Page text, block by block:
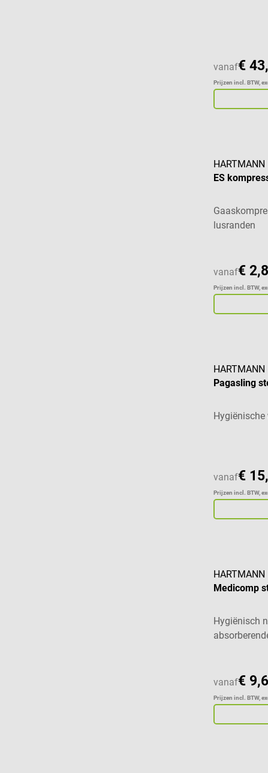
vanaf€
Prijzen incl. BTW,
HARTMANN
ES
lusranden
vanaf€
Prijzen incl. BTW,
HARTMANN
Pagasling
vanaf€
Prijzen incl. BTW,
HARTMANN
Medicomp
Hygiënisch
vanaf€
Prijzen incl. BTW,